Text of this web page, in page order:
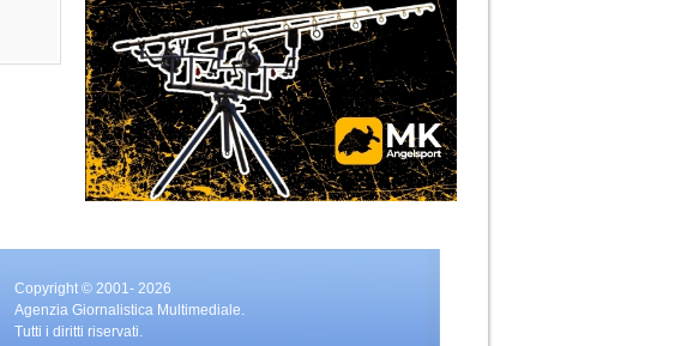
Copyright © 2001- 2026
Agenzia Giornalistica Multimediale.
Tutti i diritti riservati.